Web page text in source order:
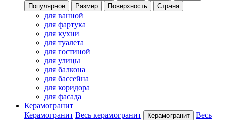
Популярное
Размер Поверхность Страна
для ванной
для фартука
для кухни
для туалета
для гостиной
для улицы
для балкона
для бассейна
для коридора
для фасада
Керамогранит
Керамогранит Весь керамогранит Керамогранит
Весь